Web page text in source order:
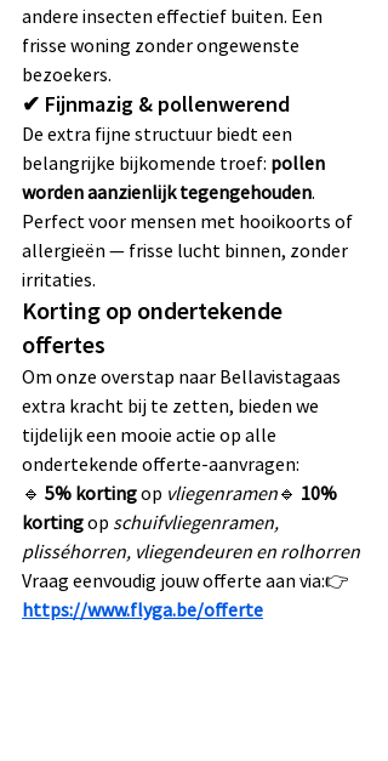
andere insecten effectief buiten. Een
frisse woning zonder ongewenste
bezoekers.
✔ Fijnmazig & pollenwerend
De extra fijne structuur biedt een
belangrijke bijkomende troef: pollen
worden aanzienlijk tegengehouden.
Perfect voor mensen met hooikoorts of
allergieën — frisse lucht binnen, zonder
irritaties.
Korting op ondertekende
offertes
Om onze overstap naar Bellavistagaas
extra kracht bij te zetten, bieden we
tijdelijk een mooie actie op alle
ondertekende offerte-aanvragen:
🔹 5% korting op vliegenramen🔹 10%
korting op schuifvliegenramen,
plisséhorren, vliegendeuren en rolhorren
Vraag eenvoudig jouw offerte aan via:👉
https://www.flyga.be/offerte